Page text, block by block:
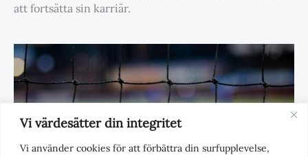
Vi värdesätter din integritet
Vi använder cookies för att förbättra din surfupplevelse,
att fortsätta sin karriär.